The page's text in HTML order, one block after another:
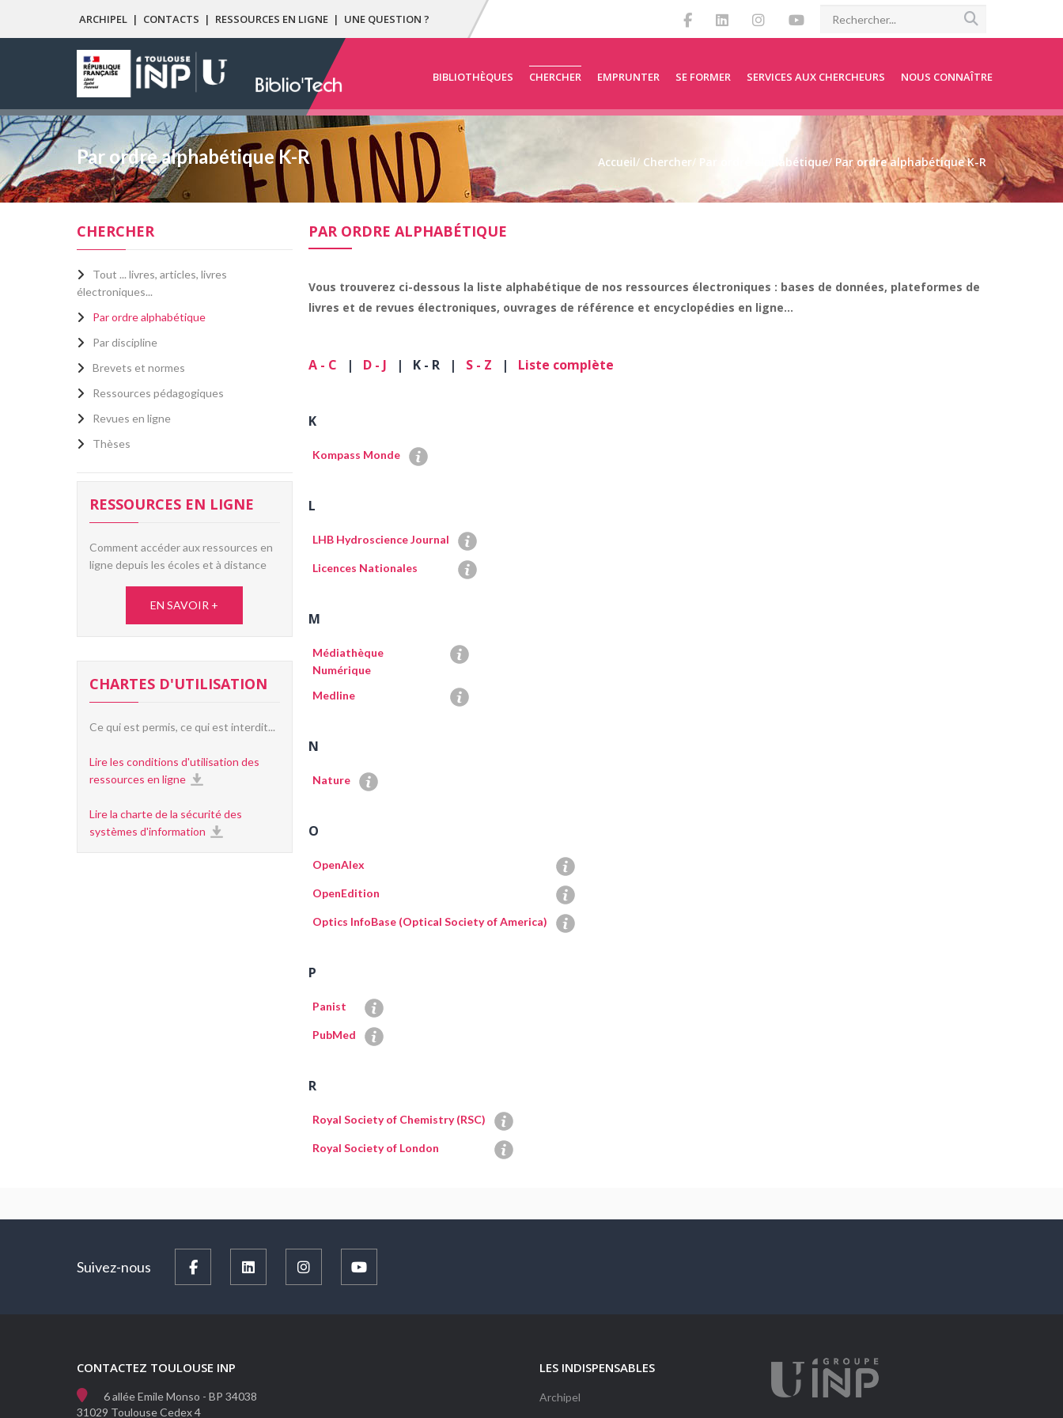
ARCHIPEL | CONTACTS | RESSOURCES EN LIGNE | UNE QUESTION ?
BIBLIOTHÈQUES CHERCHER EMPRUNTER SE FORMER SERVICES AUX CHERCHEURS NOUS CONNAÎTRE
Par ordre alphabétique K-R Accueil/ Chercher/ Par ordre alphabétique/Par ordre alphabétique K-R
PAR ORDRE ALPHABÉTIQUE
Vous trouverez ci-dessous la liste alphabétique de nos ressources électroniques : bases de données, plateformes de
livres et de revues électroniques, ouvrages de référence et encyclopédies en ligne...
A - C | D - J | K - R | S - Z | Liste complète
K
Kompass Monde
L
LHB Hydroscience Journal
Licences Nationales
M
Médiathèque
Numérique
Medline
N
Nature
O
OpenAlex
OpenEdition
Optics InfoBase (Optical Society of America)
P
Panist
PubMed
R
Royal Society of Chemistry (RSC)
Royal Society of London
CHERCHER
Tout ... livres, articles, livres
électroniques...
Par ordre alphabétique
Par discipline
Brevets et normes
Ressources pédagogiques
Revues en ligne
Thèses
RESSOURCES EN LIGNE
Comment accéder aux ressources en
ligne depuis les écoles et à distance
EN SAVOIR +
CHARTES D'UTILISATION
Ce qui est permis, ce qui est interdit...
Lire les conditions d'utilisation des
ressources en ligne
Lire la charte de la sécurité des
systèmes d'information
Suivez-nous
CONTACTEZ TOULOUSE INP
6 allée Emile Monso - BP 34038
31029 Toulouse Cedex 4
LES INDISPENSABLES
Archipel